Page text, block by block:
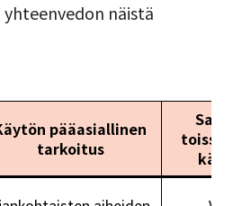
näistä
pääasiallinen
tarkoitus